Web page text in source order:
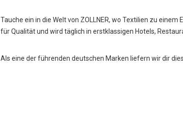
Tauche ein in die Welt von ZOLLNER, wo Textilien zu
für Qualität und wird täglich in erstklassigen Hotels,
Als eine der führenden deutschen Marken liefern wir dir